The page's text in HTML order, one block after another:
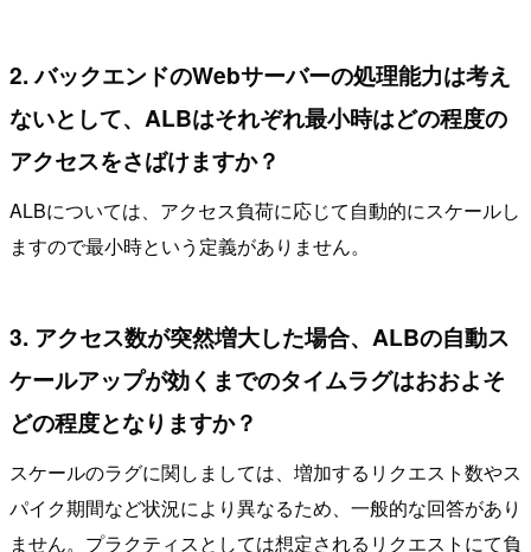
2. バックエンドのWebサーバーの処理能力は考え
ないとして、ALBはそれぞれ最小時はどの程度の
アクセスをさばけますか？
ALBについては、アクセス負荷に応じて自動的にスケールし
ますので最小時という定義がありません。
3. アクセス数が突然増大した場合、ALBの自動ス
ケールアップが効くまでのタイムラグはおおよそ
どの程度となりますか？
スケールのラグに関しましては、増加するリクエスト数やス
パイク期間など状況により異なるため、一般的な回答があり
ません。プラクティスとしては想定されるリクエストにて負